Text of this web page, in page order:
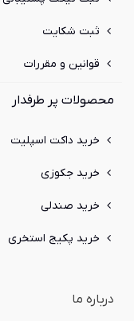
ثبت شکایت
قوانین و مقررات
محصولات پر طرفدار
خرید داکت اسپلیت
خرید جکوزی
خرید صندلی
خرید پکیج استخری
درباره ما